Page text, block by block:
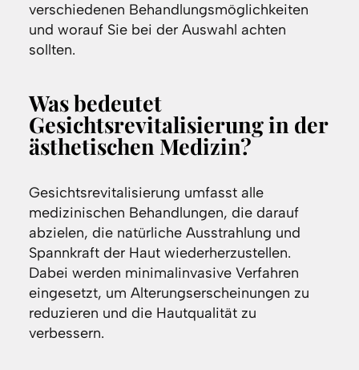
verschiedenen Behandlungsmöglichkeiten
und worauf Sie bei der Auswahl achten
sollten.
Was bedeutet
Gesichtsrevitalisierung in der
ästhetischen Medizin?
Gesichtsrevitalisierung umfasst alle
medizinischen Behandlungen, die darauf
abzielen, die natürliche Ausstrahlung und
Spannkraft der Haut wiederherzustellen.
Dabei werden minimalinvasive Verfahren
eingesetzt, um Alterungserscheinungen zu
reduzieren und die Hautqualität zu
verbessern.